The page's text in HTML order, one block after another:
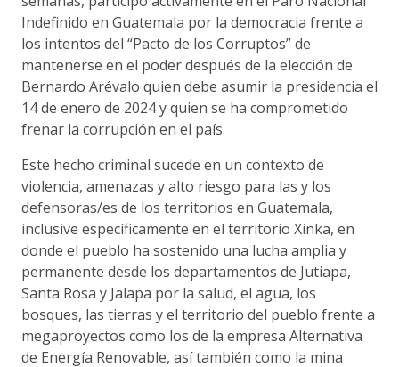
Indefinido en Guatemala por la democracia frente a
los intentos del “Pacto de los Corruptos” de
mantenerse en el poder después de la elección de
Bernardo Arévalo quien debe asumir la presidencia el
14 de enero de 2024 y quien se ha comprometido
frenar la corrupción en el país.
Este hecho criminal sucede en un contexto de
violencia, amenazas y alto riesgo para las y los
defensoras/es de los territorios en Guatemala,
inclusive específicamente en el territorio Xinka, en
donde el pueblo ha sostenido una lucha amplia y
permanente desde los departamentos de Jutiapa,
Santa Rosa y Jalapa por la salud, el agua, los
bosques, las tierras y el territorio del pueblo frente a
megaproyectos como los de la empresa Alternativa
de Energía Renovable, así también como la mina